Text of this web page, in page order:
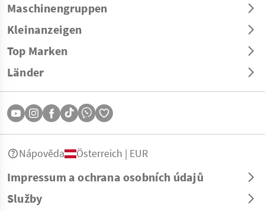
Maschinengruppen
Kleinanzeigen
Top Marken
Länder
Impressum a ochrana osobních údajů
Služby
Nápověda Österreich | EUR